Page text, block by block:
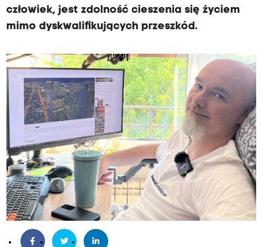
człowiek, jest zdolność cieszenia się życiem
mimo dyskwalifikujących przeszkód.